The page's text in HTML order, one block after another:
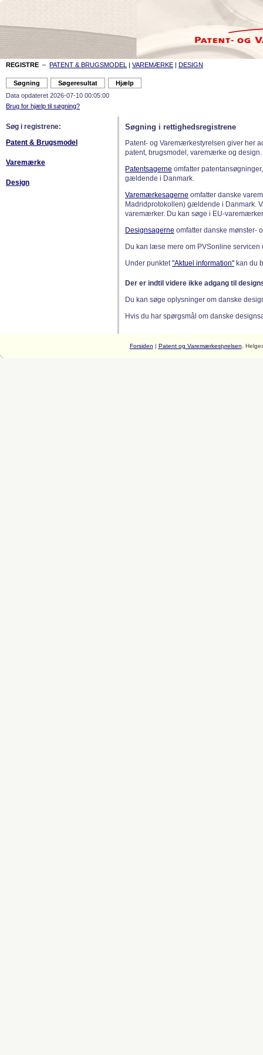
REGISTRE – PATENT & BRUGSMODEL | VAREMÆRKE | DESIGN
Data opdateret 2026-07-10 00:05:00
Brug for hjælp til søgning?
Søg i registrene:
Patent & Brugsmodel
Varemærke
Design
Søgning i rettighedsregistrene
Patent- og Varemærkestyrelsen giver her
patent, brugsmodel, varemærke og design.
Patentsagerne omfatter
gældende i Danmark.
Varemærkesagerne omfatter danske
Madridprotokollen) gældende i Danmark.
varemærker. Du kan søge i EU-
Designsagerne omfatter danske mønster-
Du kan læse mere om PVSonline
Under punktet"Aktuel information" kan du
Der er indtil videre ikke adgang til
Du kan søge oplysninger om danske
Hvis du har spørgsmål om danske
Forsiden | Patent og Varemærkestyrelsen ,